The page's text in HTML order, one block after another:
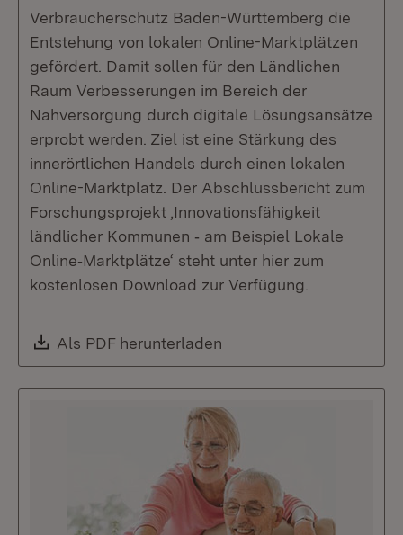
Verbraucherschutz Baden-Württemberg die
Entstehung von lokalen Online-Marktplätzen
gefördert. Damit sollen für den Ländlichen
Raum Verbesserungen im Bereich der
Nahversorgung durch digitale Lösungsansätze
erprobt werden. Ziel ist eine Stärkung des
innerörtlichen Handels durch einen lokalen
Online-Marktplatz. Der Abschlussbericht zum
Forschungsprojekt ‚Innovationsfähigkeit
ländlicher Kommunen ‐ am Beispiel Lokale
Online‐Marktplätze‘ steht unter hier zum
kostenlosen Download zur Verfügung.
Download:
Als PDF herunterladen